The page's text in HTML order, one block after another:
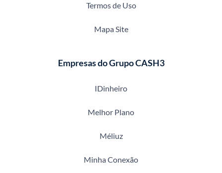
Termos de Uso
Mapa Site
Empresas do Grupo CASH3
IDinheiro
Melhor Plano
Méliuz
Minha Conexão